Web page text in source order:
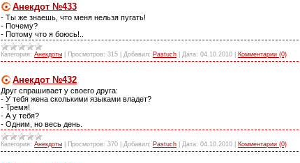
Анекдот №433
- Ты же знаешь, что меня нельзя пугать!
- Почему?
- Потому что я боюсь!..
Категория: Анекдоты Просмотров: 315 Добавил: Pastuch Дата: 04.10.2010 Комментарии (0)
Анекдот №432
Друг спрашивает у своего друга:
- У тебя жена сколькими языками владет?
- Тремя!
- А у тебя?
- Одним, но весь день.
Категория: Анекдоты Просмотров: 370 Добавил: Pastuch Дата: 04.10.2010 Комментарии (0)